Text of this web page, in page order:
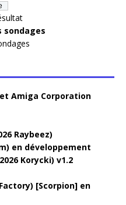
sondages
Amiga Corporation
Raybeez)
en développement
Korycki) v1.2
[Scorpion] en